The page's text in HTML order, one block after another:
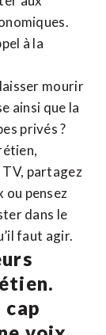
à la
mourir
ainsi que la
privés ?
partagez
ou pensez
dans le
faut agir.